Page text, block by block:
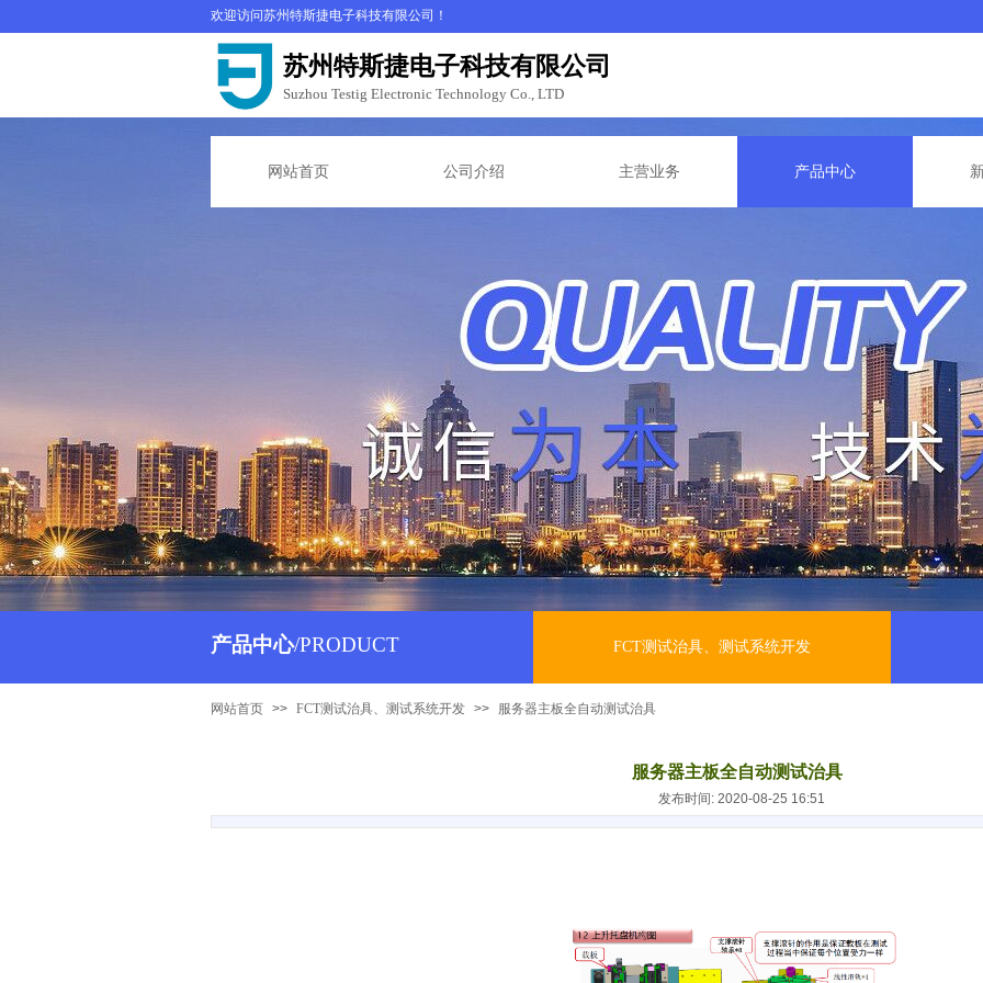
欢迎访问苏州特斯捷电子科技有限公司！
苏州特斯捷电子科技有限公司
Suzhou Testig Electronic Technology Co., LTD
网站首页 公司介绍 主营业务 产品中心
产品中心/PRODUCT FCT测试治具、测试系统开发
网站首页 >> FCT测试治具、测试系统开发 >> 服务器主板全自动测试治具
服务器主板全自动测试治具
发布时间: 2020-08-25 16:51